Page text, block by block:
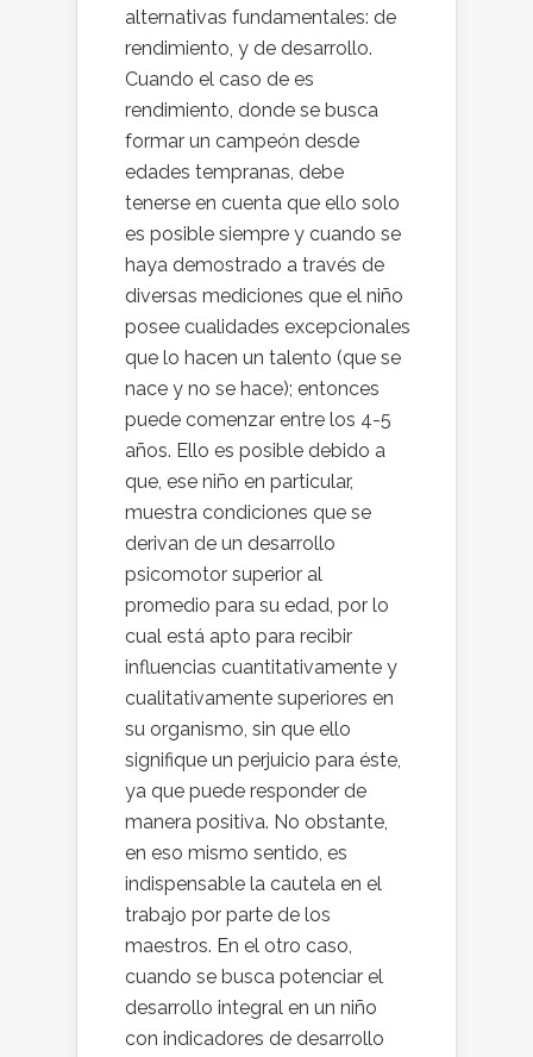
alternativas fundamentales: de
rendimiento, y de desarrollo.
Cuando el caso de es
rendimiento, donde se busca
formar un campeón desde
edades tempranas, debe
tenerse en cuenta que ello solo
es posible siempre y cuando se
haya demostrado a través de
diversas mediciones que el niño
posee cualidades excepcionales
que lo hacen un talento (que se
nace y no se hace); entonces
puede comenzar entre los 4-5
años. Ello es posible debido a
que, ese niño en particular,
muestra condiciones que se
derivan de un desarrollo
psicomotor superior al
promedio para su edad, por lo
cual está apto para recibir
influencias cuantitativamente y
cualitativamente superiores en
su organismo, sin que ello
signifique un perjuicio para éste,
ya que puede responder de
manera positiva. No obstante,
en eso mismo sentido, es
indispensable la cautela en el
trabajo por parte de los
maestros. En el otro caso,
cuando se busca potenciar el
desarrollo integral en un niño
con indicadores de desarrollo